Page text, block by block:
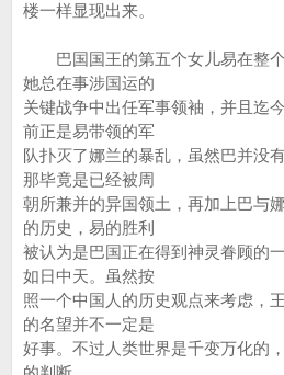
楼一样显现出来。
巴国国王的第五个女儿易在整个
她总在事涉国运的
关键战争中出任军事领袖，并且迄
前正是易带领的军
队扑灭了娜兰的暴乱，虽然巴并没
那毕竟是已经被周
朝所兼并的异国领土，再加上巴与
的历史，易的胜利
被认为是巴国正在得到神灵眷顾的
如日中天。虽然按
照一个中国人的历史观点来考虑，
的名望并不一定是
好事。不过人类世界是千变万化的